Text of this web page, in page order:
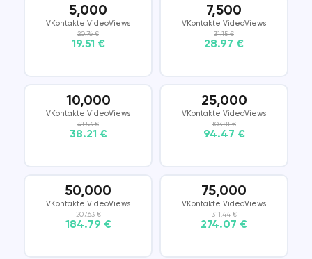
5,000
VKontakte VideoViews
20.76 €
19.51 €
7,500
VKontakte VideoViews
31.15 €
28.97 €
10,000
VKontakte VideoViews
41.53 €
38.21 €
25,000
VKontakte VideoViews
103.81 €
94.47 €
50,000
VKontakte VideoViews
207.63 €
184.79 €
75,000
VKontakte VideoViews
311.44 €
274.07 €